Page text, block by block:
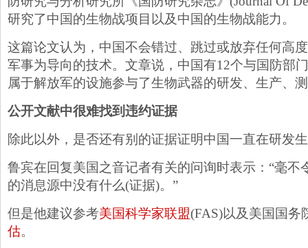
研究了中国的生物战项目以及中国的生物战能力。
这篇论文认为，中国不会错过、跳过或放弃任何高
军事为导向的技术。文章说，中国有12个与国防部
属于解放军的设施参与了生物武器的研发、生产、
公开文献中很难找到违约证据
除此以外，是否还有别的证据证明中国一直在研发
鲁宾在回复美国之音记者有关的问询时表示：“毫不
的消息源中没有什么(证据)。”
但是他建议参考美国科学家联盟(FAS)以及美国国务
估。